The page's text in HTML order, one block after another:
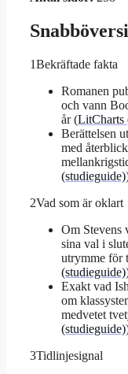
1Bekräftade fakta
Romanen
och vann
år (LitCharts
Berättelsen
med
(studieguide)
2Vad som är oklart
Om Stevens
sina val i
utrymme för
(studieguide)
Exakt vad
om
medvetet
(studieguide)
3Tidlinjesignal